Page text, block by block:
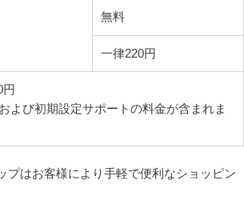
無料
一律220円
および初期設定サポートの料金が含まれま
プはお客様により手軽で便利なショッピン